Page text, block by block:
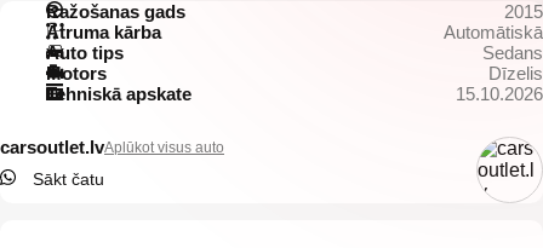
Ražošanas gads
2015
Ātruma kārba
Automātiskā
Auto tips
Sedans
Motors
Dīzelis
Tehniskā apskate
15.10.2026
carsoutlet.lvAplūkot visus auto
Sākt čatu